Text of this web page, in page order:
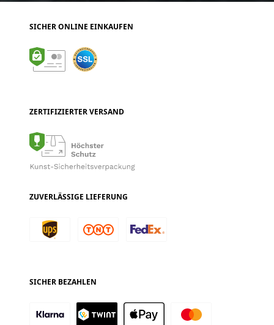
SICHER ONLINE EINKAUFEN
ZERTIFIZIERTER VERSAND
ZUVERLÄSSIGE LIEFERUNG
SICHER BEZAHLEN